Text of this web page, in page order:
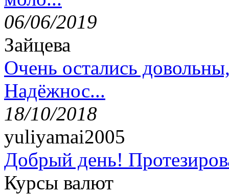
06/06/2019
Зайцева
Очень остались
Надёжнос...
18/10/2018
yuliyamai2005
Добрый день!
Курсы валют